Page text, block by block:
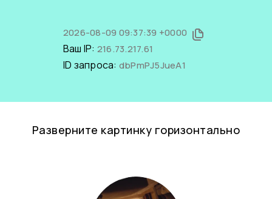
2026-08-09 09:37:39 +0000
Ваш IP: 216.73.217.61
ID запроса: dbPmPJ5JueA1
Разверните картинку горизонтально